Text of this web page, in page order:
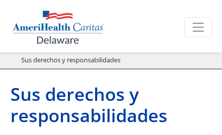
Sus derechos y responsabilidades
Sus derechos y
responsabilidades